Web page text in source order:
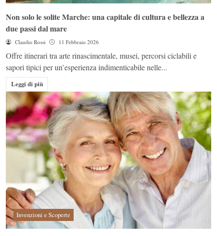
Non solo le solite Marche: una capitale di cultura e bellezza a
due passi dal mare
Claudio Rossi 11 Febbraio 2026
Offre itinerari tra arte rinascimentale, musei, percorsi ciclabili e
sapori tipici per un’esperienza indimenticabile nelle...
Leggi di più
Invenzioni e Scoperte